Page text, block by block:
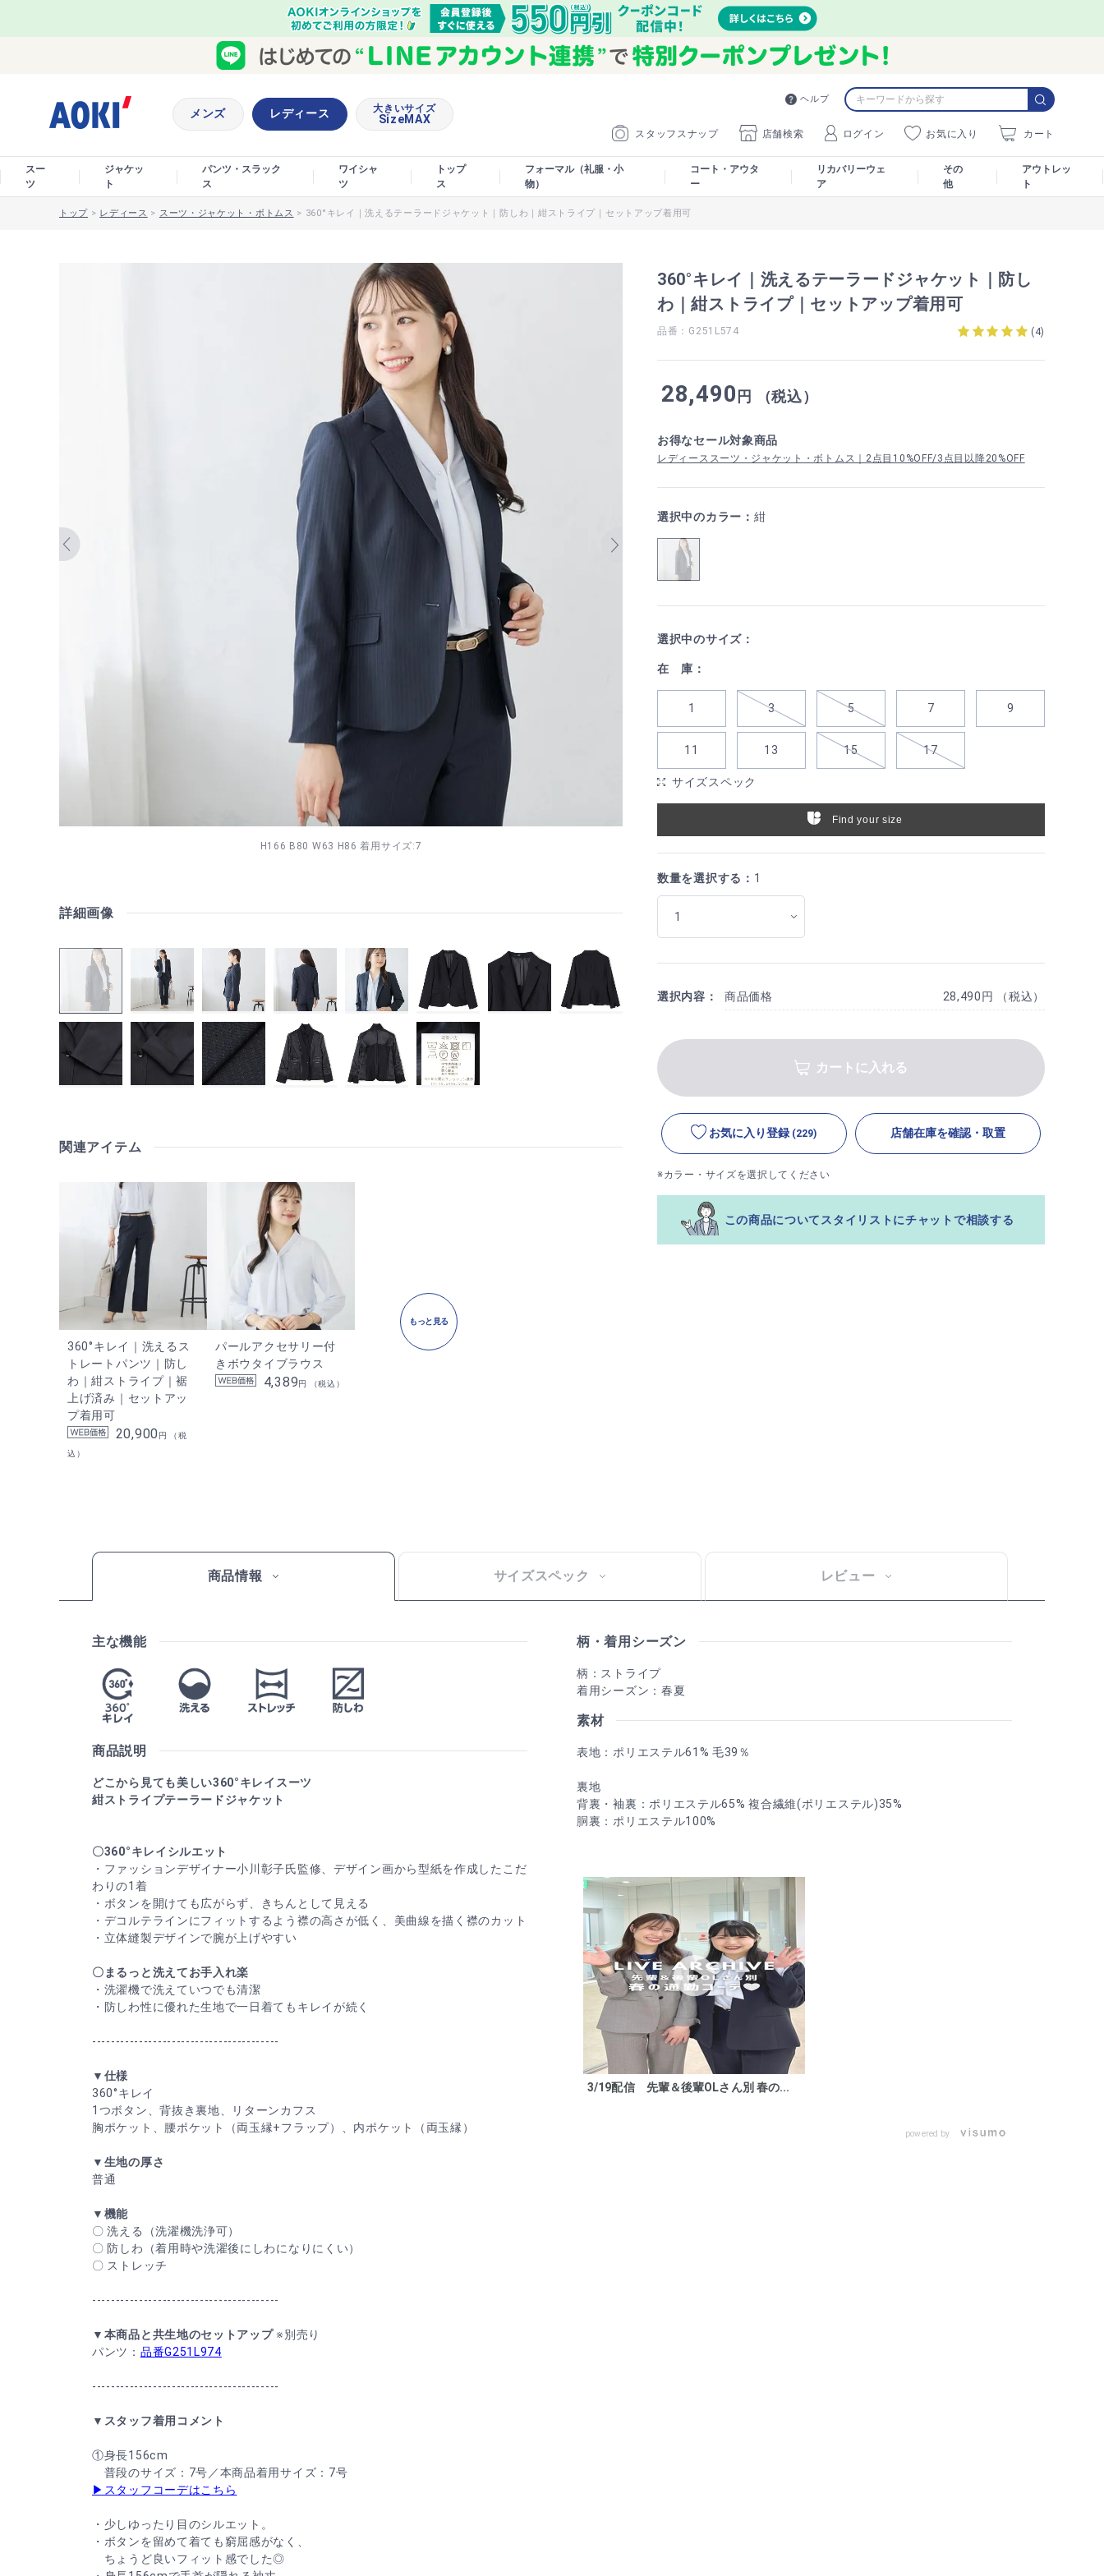
ヘルプ
スタッフスナップ 店舗検索 ログイン お気に入り カート
メンズ レディース 大きいサイズ
SizeMAX
スー
ツ
ジャケッ
ト
パンツ・スラック
ス
ワイシャ
ツ
トップ
ス
フォーマル（礼服・小
物）
コート・アウタ
ー
リカバリーウェ
ア
その
他
アウトレッ
ト
トップ > レディース > スーツ・ジャケット・ボトムス > 360°キレイ｜洗えるテーラードジャケット｜防しわ｜紺ストライプ｜セットアップ着用可
H166 B80 W63 H86 着用サイズ:7
詳細画像
関連アイテム
360°キレイ｜洗えるス
トレートパンツ｜防し
わ｜紺ストライプ｜裾
上げ済み｜セットアッ
プ着用可
20,900 円 （税
込）
パールアクセサリー付
きボウタイブラウス
4,389円 （税込）
もっと見る
360°キレイ｜洗えるテーラードジャケット｜防し
わ｜紺ストライプ｜セットアップ着用可
品番：G251L574 (4)
28,490 円 （税込）
お得なセール対象商品
レディーススーツ・ジャケット・ボトムス｜2点目10%OFF/3点目以降20%OFF
選択中のカラー： 紺
選択中のサイズ：
在 庫：
1 3 5 7 9
11 13 15 17
サイズスペック
Find your size
数量を選択する： 1
選択内容： 商品価格 28,490円 （税込）
カートに入れる
お気に入り登録 (229) 店舗在庫を確認・取置
※カラー・サイズを選択してください
この商品についてスタイリストにチャットで相談する
商品情報 サイズスペック レビュー
主な機能
商品説明
どこから見ても美しい360°キレイスーツ
紺ストライプテーラードジャケット
〇360°キレイシルエット
・ファッションデザイナー小川彰子氏監修、デザイン画から型紙を作成したこだ
わりの1着
・ボタンを開けても広がらず、きちんとして見える
・デコルテラインにフィットするよう襟の高さが低く、美曲線を描く襟のカット
・立体縫製デザインで腕が上げやすい
〇まるっと洗えてお手入れ楽
・洗濯機で洗えていつでも清潔
・防しわ性に優れた生地で一日着てもキレイが続く
----------------------------------------
▼仕様
360°キレイ
1つボタン、背抜き裏地、リターンカフス
胸ポケット、腰ポケット（両玉縁+フラップ）、内ポケット（両玉縁）
▼生地の厚さ
普通
▼機能
〇 洗える（洗濯機洗浄可）
〇 防しわ（着用時や洗濯後にしわになりにくい）
〇 ストレッチ
----------------------------------------
▼本商品と共生地のセットアップ※別売り
パンツ： 品番G251L974
----------------------------------------
▼スタッフ着用コメント
①身長156cm
普段のサイズ：7号／本商品着用サイズ：7号
▶スタッフコーデはこちら
・少しゆったり目のシルエット。
・ボタンを留めて着ても窮屈感がなく、
ちょうど良いフィット感でした◎
柄・着用シーズン
柄：ストライプ
着用シーズン：春夏
素材
表地：ポリエステル61% 毛39％
裏地
背裏・袖裏：ポリエステル65% 複合繊維(ポリエステル)35%
胴裏：ポリエステル100%
3/19配信 先輩＆後輩OLさん別 春の...
powered by